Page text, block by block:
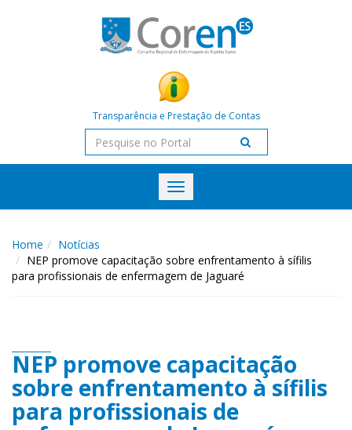
Transparência e Prestação de Contas
Toggle
navigation
Home
Notícias
NEP promove capacitação sobre enfrentamento à sífilis
para profissionais de enfermagem de Jaguaré
NEP promove capacitação
sobre enfrentamento à sífilis
para profissionais de